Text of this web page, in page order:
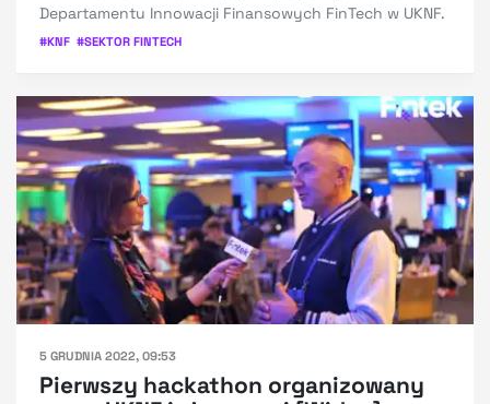
Departamentu Innowacji Finansowych FinTech w UKNF.
#KNF #SEKTOR FINTECH
5 GRUDNIA 2022, 09:53
Pierwszy hackathon organizowany